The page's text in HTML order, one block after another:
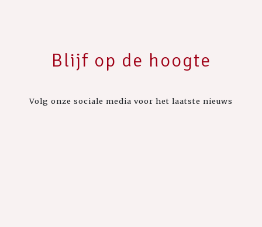
Blijf op de hoogte
Volg onze sociale media voor het laatste nieuws